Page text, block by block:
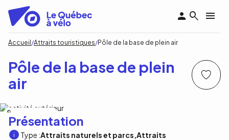
contenu
principal
Fil
d'Ariane
Accueil Attraits touristiques Pôle de la base de plein air
Pôle de la base de plein
air
Présentation
Type :Attraits naturels et parcs Attraits